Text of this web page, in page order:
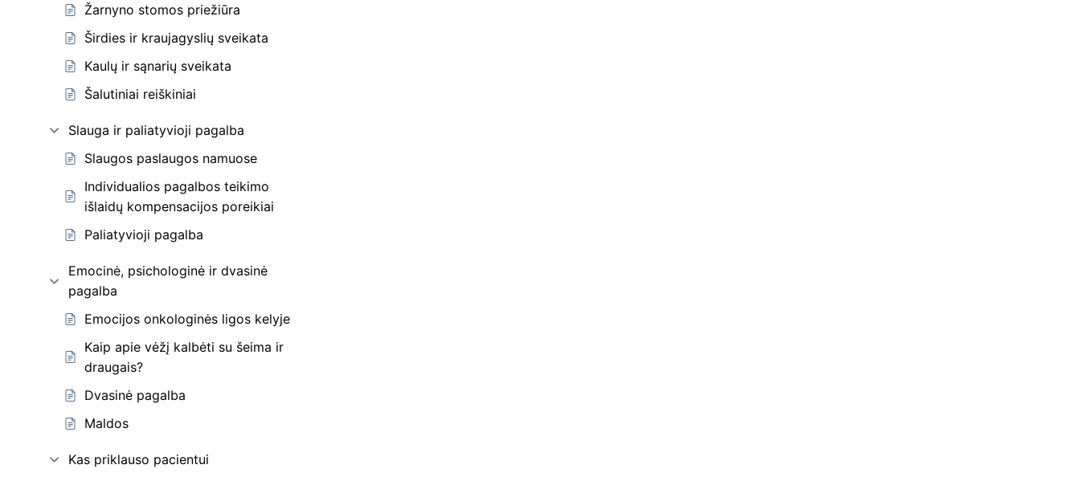
Žarnyno stomos priežiūra
Širdies ir kraujagyslių sveikata
Kaulų ir sąnarių sveikata
Šalutiniai reiškiniai
Slauga ir paliatyvioji pagalba
Slaugos paslaugos namuose
Individualios pagalbos teikimo
išlaidų kompensacijos poreikiai
Paliatyvioji pagalba
Emocinė, psichologinė ir dvasinė
pagalba
Emocijos onkologinės ligos kelyje
Kaip apie vėžį kalbėti su šeima ir
draugais?
Dvasinė pagalba
Maldos
Kas priklauso pacientui